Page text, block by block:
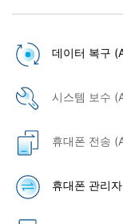
데이터 복구
시스템 보수
휴대폰 전송
휴대폰 관리